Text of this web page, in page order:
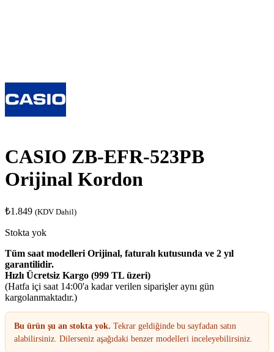
CASIO ZB-EFR-523PB
Orijinal Kordon
₺1.849 (KDV Dahil)
Stokta yok
Tüm saat modelleri Orijinal, faturalı kutusunda ve 2 yıl
garantilidir.
Hızlı Ücretsiz Kargo (999 TL üzeri)
(Hatfa içi saat 14:00'a kadar verilen siparişler aynı gün
kargolanmaktadır.)
Bu ürün şu an stokta yok. Tekrar geldiğinde bu sayfadan satın
alabilirsiniz. Dilerseniz aşağıdaki benzer modelleri inceleyebilirsiniz.